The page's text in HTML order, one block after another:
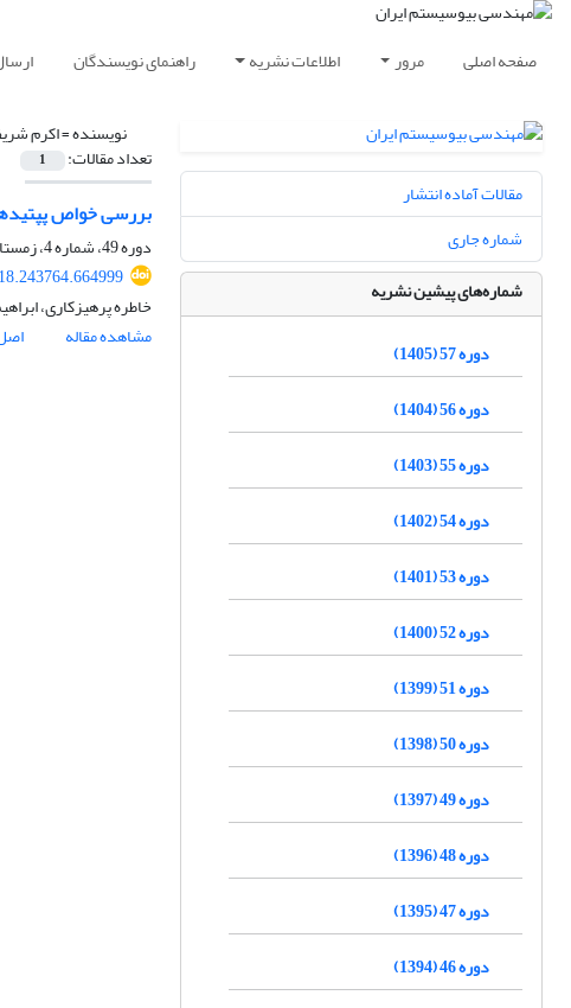
صفحه اصلی مرور اطلاعات نشریه راهنمای نویسندگان
نویسنده =اکرم
تعداد مقالات: 1
بررسی خواص
دوره 49، شماره 4، زمستان 1397، صفحه
خاطره پرهیزکاری،
مشاهده مقاله
مقالات آماده انتشار
شماره جاری
شماره‌های پیشین نشریه
دوره 57 (1405)
دوره 56 (1404)
دوره 55 (1403)
دوره 54 (1402)
دوره 53 (1401)
دوره 52 (1400)
دوره 51 (1399)
دوره 50 (1398)
دوره 49 (1397)
دوره 48 (1396)
دوره 47 (1395)
دوره 46 (1394)